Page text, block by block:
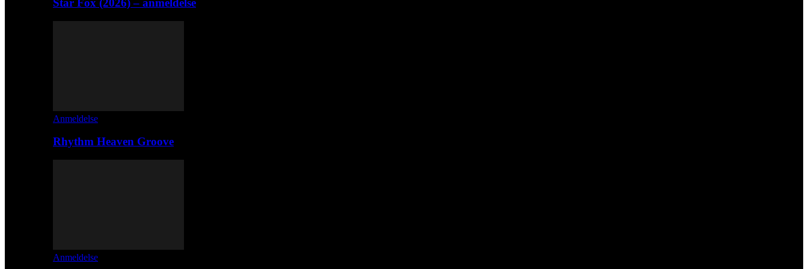
Star Fox (2026) – anmeldelse
Anmeldelse
Rhythm Heaven Groove
Anmeldelse